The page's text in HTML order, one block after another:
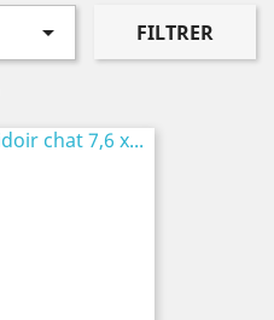
 FILTRER